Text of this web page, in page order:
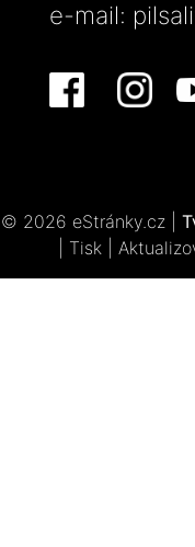
e-mail:
© 2026 eStránky.cz
Tisk